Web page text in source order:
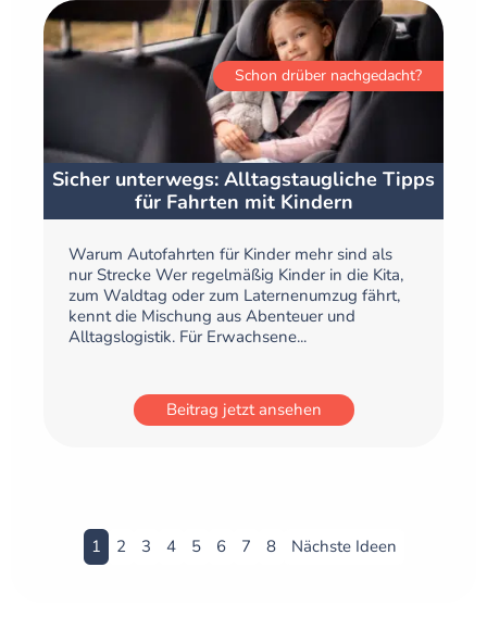
Schon drüber nachgedacht?
Sicher unterwegs: Alltagstaugliche Tipps
für Fahrten mit Kindern
Warum Autofahrten für Kinder mehr sind als
nur Strecke Wer regelmäßig Kinder in die Kita,
zum Waldtag oder zum Laternenumzug fährt,
kennt die Mischung aus Abenteuer und
Alltagslogistik. Für Erwachsene...
Beitrag jetzt ansehen
1 2 3 4 5 6 7 8 Nächste Ideen